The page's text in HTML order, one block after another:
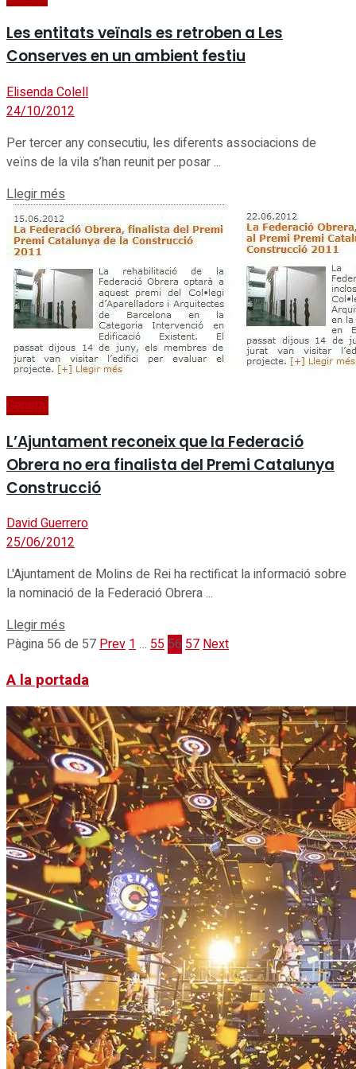
Les entitats veïnals es retroben a Les
Conserves en un ambient festiu
Elisenda Colell
24/10/2012
Per tercer any consecutiu, les diferents associacions de
veïns de la vila s’han reunit per posar ...
Llegir més
General
L’Ajuntament reconeix que la Federació
Obrera no era finalista del Premi Catalunya
Construcció
David Guerrero
25/06/2012
L'Ajuntament de Molins de Rei ha rectificat la informació sobre
la nominació de la Federació Obrera ...
Llegir més
Pàgina 56 de 57Prev1… 55 56 57Next
A la portada